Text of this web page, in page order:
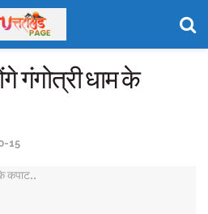
गंगोत्री धाम के
15